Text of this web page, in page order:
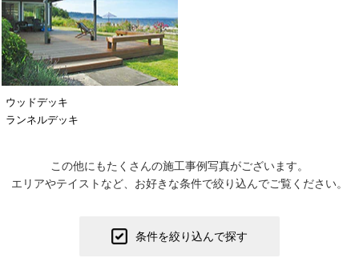
ウッドデッキ
ランネルデッキ
この他にもたくさんの施工事例写真がございます。
エリアやテイストなど、お好きな条件で絞り込んでご覧ください。
条件を絞り込んで探す